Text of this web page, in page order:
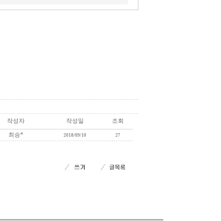
작성자 작성일
조회
최승*
2018/09/10 27